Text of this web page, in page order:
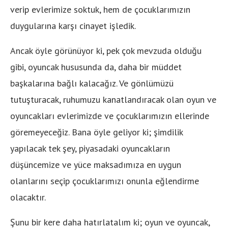
verip evlerimize soktuk, hem de çocuklarımızın
duygularına karşı cinayet işledik.
Ancak öyle görünüyor ki, pek çok mevzuda olduğu
gibi, oyuncak hususunda da, daha bir müddet
başkalarına bağlı kalacağız. Ve gönlümüzü
tutuşturacak, ruhumuzu kanatlandıracak olan oyun ve
oyuncakları evlerimizde ve çocuklarımızın ellerinde
göremeyeceğiz. Bana öyle geliyor ki; şimdilik
yapılacak tek şey, piyasadaki oyuncakların
düşüncemize ve yüce maksadımıza en uygun
olanlarını seçip çocuklarımızı onunla eğlendirme
olacaktır.
Şunu bir kere daha hatırlatalım ki; oyun ve oyuncak,